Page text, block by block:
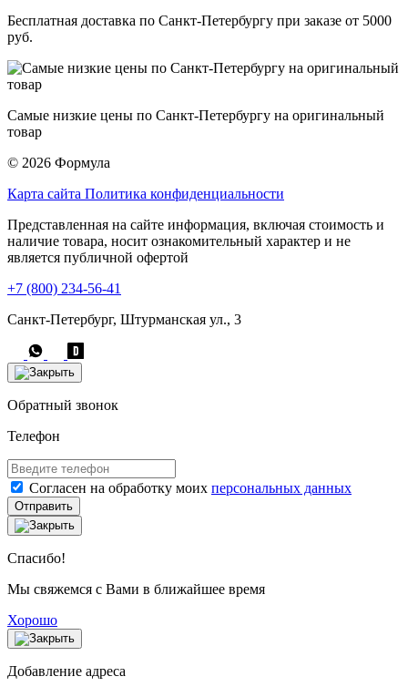
Бесплатная доставка по Санкт-Петербургу при заказе от 5000
руб.
Самые низкие цены по Санкт-Петербургу на оригинальный
товар
© 2026 Формула
Карта сайта Политика конфиденциальности
Представленная на сайте информация, включая стоимость и
наличие товара, носит ознакомительный характер и не
является публичной офертой
+7 (800) 234-56-41
Санкт-Петербург, Штурманская ул., 3
Обратный звонок
Телефон
Согласен на обработку моих персональных данных
Отправить
Спасибо!
Мы свяжемся с Вами в ближайшее время
Хорошо
Добавление адреса